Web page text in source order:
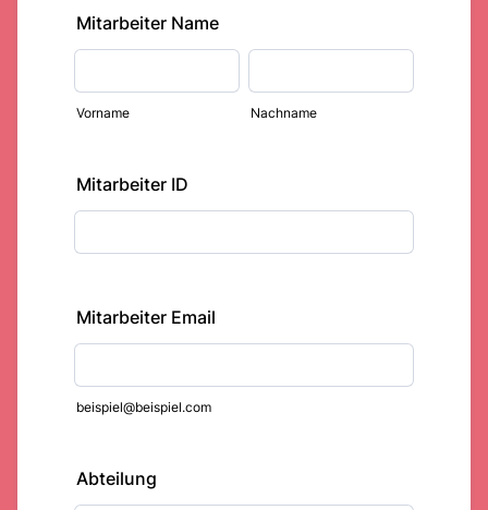
Mitarbeiter Name
Vorname Nachname
Mitarbeiter ID
Mitarbeiter Email
beispiel@beispiel.com
Abteilung